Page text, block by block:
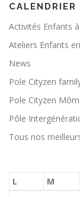
Activités Enfants
Ateliers Enfants
News
Pole Cityzen
Pole Cityzen
Pôle
Tous nos
L M